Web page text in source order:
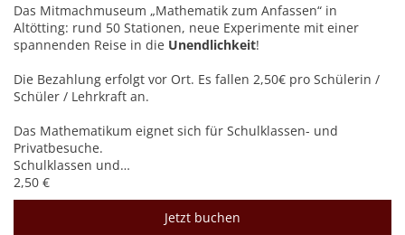
Das Mitmachmuseum „Mathematik zum Anfassen“ in
Altötting: rund 50 Stationen, neue Experimente mit einer
spannenden Reise in die Unendlichkeit!
Die Bezahlung erfolgt vor Ort. Es fallen 2,50€ pro Schülerin /
Schüler / Lehrkraft an.
Das Mathematikum eignet sich für Schulklassen- und
Privatbesuche.
Schulklassen und…
2,50 €
Jetzt buchen